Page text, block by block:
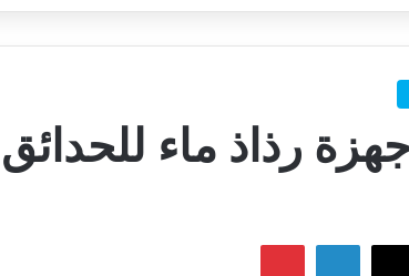
رذاذ ماء
X لينكدإنبينتيريست